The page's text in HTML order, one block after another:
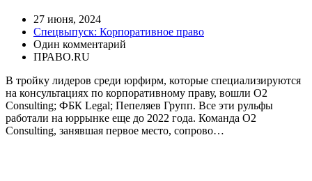
27 июня, 2024
Спецвыпуск: Корпоративное право
Один комментарий
ПРАВО.RU
В тройку лидеров среди юрфирм, которые специализируются
на консультациях по корпоративному праву, вошли O2
Consulting; ФБК Legal; Пепеляев Групп. Все эти рульфы
работали на юррынке еще до 2022 года. Команда O2
Consulting, занявшая первое место, сопрово…